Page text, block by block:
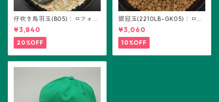
仔吹き烏羽玉(B05)：ロフォフ
ォラ属
¥3,840
20%OFF
銀冠玉(2210LB-GK05)：ロフ
ォフォラ属 ※実生
¥3,060
10%OFF